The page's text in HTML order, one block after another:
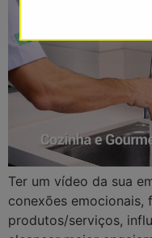
Ter um vídeo da sua
conexões
produtos/serviços,